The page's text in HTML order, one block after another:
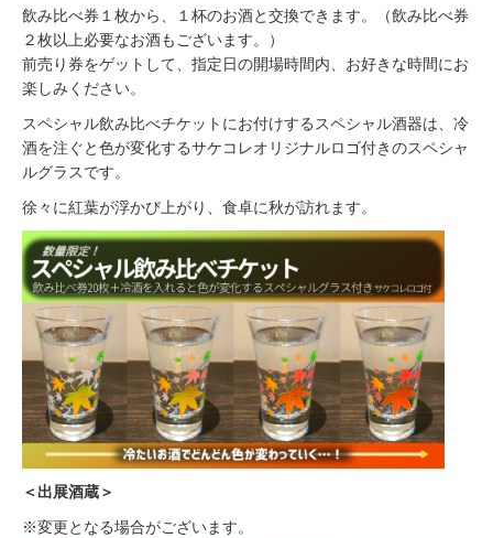
飲み比べ券１枚から、１杯のお酒と交換できます。（飲み比べ券
２枚以上必要なお酒もございます。）
前売り券をゲットして、指定日の開場時間内、お好きな時間にお
楽しみください。
スペシャル飲み比べチケットにお付けするスペシャル酒器は、冷
酒を注ぐと色が変化するサケコレオリジナルロゴ付きのスペシャ
ルグラスです。
徐々に紅葉が浮かび上がり、食卓に秋が訪れます。
＜出展酒蔵＞
※変更となる場合がございます。